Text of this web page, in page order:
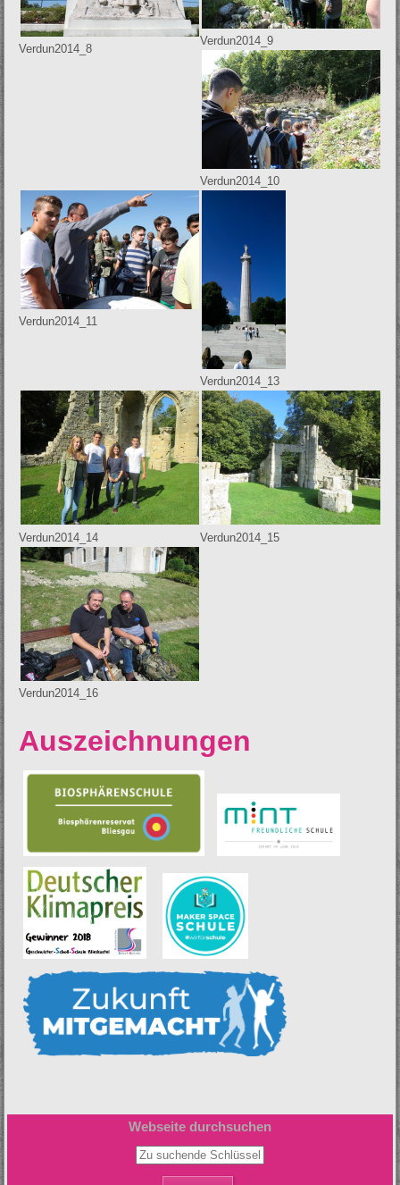
Verdun2014_8
Verdun2014_9
Verdun2014_10
Verdun2014_11
Verdun2014_13
Verdun2014_14 Verdun2014_15
Verdun2014_16
Auszeichnungen
Webseite durchsuchen
Zu suchende Schlüsselwörter